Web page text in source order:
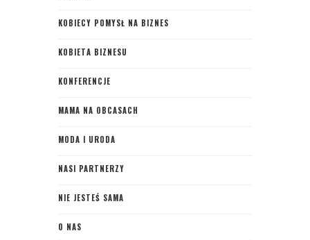
KOBIECY POMYSŁ NA BIZNES
KOBIETA BIZNESU
KONFERENCJE
MAMA NA OBCASACH
MODA I URODA
NASI PARTNERZY
NIE JESTEŚ SAMA
O NAS